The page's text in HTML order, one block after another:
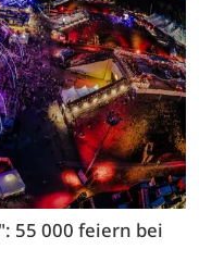
55 000 feiern bei